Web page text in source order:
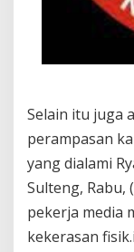
Selain itu juga
perampasan
yang dialami
Sulteng, Rabu,
pekerja media
kekerasan